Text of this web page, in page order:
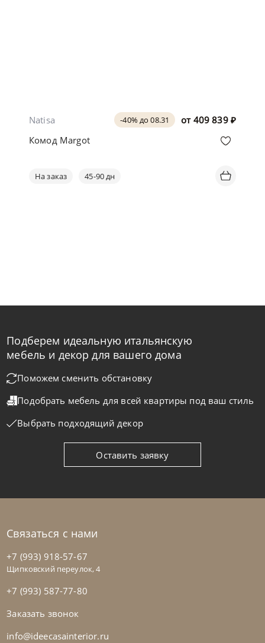
от 409 839 ₽
-40% до 08.31
Natisa
Комод Margot
На заказ 45-90 дн
Подберем идеальную итальянскую
мебель и декор для вашего дома
Поможем сменить обстановку
Подобрать мебель для всей квартиры под ваш стиль
Выбрать подходящий декор
Оставить заявку
Связаться с нами
+7 (993) 918-57-67
Щипковский переулок, 4
+7 (993) 587-77-80
Заказать звонок
info@ideecasainterior.ru